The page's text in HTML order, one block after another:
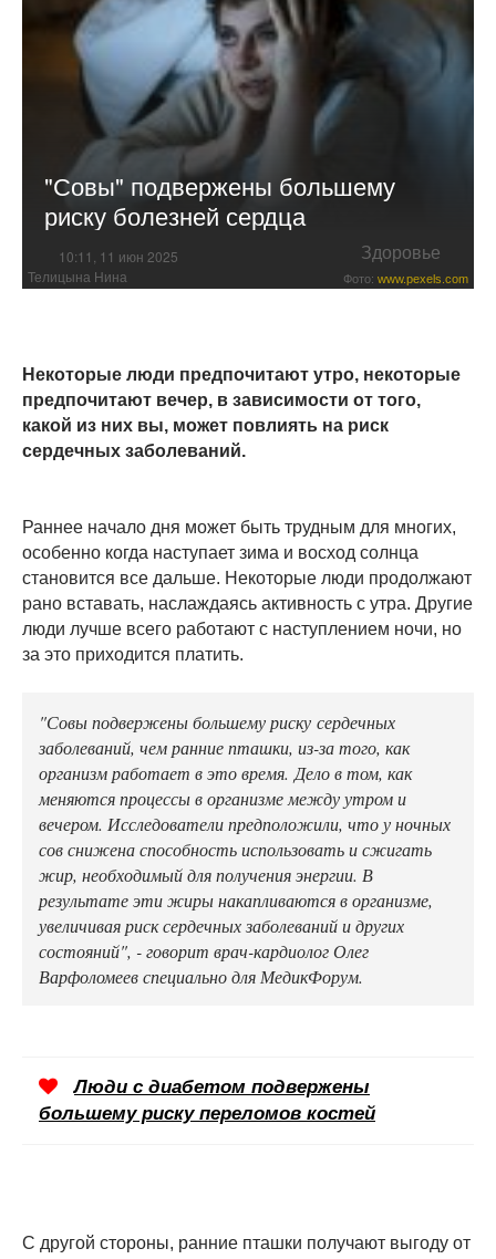
"Совы" подвержены большему
риску болезней сердца
10:11, 11 июн 2025 Здоровье
Телицына Нина Фото: www.pexels.com
Некоторые люди предпочитают утро, некоторые
предпочитают вечер, в зависимости от того,
какой из них вы, может повлиять на риск
сердечных заболеваний.
Раннее начало дня может быть трудным для многих,
особенно когда наступает зима и восход солнца
становится все дальше. Некоторые люди продолжают
рано вставать, наслаждаясь активность с утра. Другие
люди лучше всего работают с наступлением ночи, но
за это приходится платить.
"Совы подвержены большему риску сердечных
заболеваний, чем ранние пташки, из-за того, как
организм работает в это время. Дело в том, как
меняются процессы в организме между утром и
вечером. Исследователи предположили, что у ночных
сов снижена способность использовать и сжигать
жир, необходимый для получения энергии. В
результате эти жиры накапливаются в организме,
увеличивая риск сердечных заболеваний и других
состояний", - говорит врач-кардиолог Олег
Варфоломеев специально для МедикФорум.
Люди с диабетом подвержены
большему риску переломов костей
С другой стороны, ранние пташки получают выгоду от